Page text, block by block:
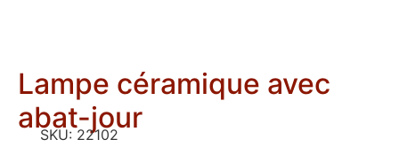
Lampe céramique avec
abat-jour
SKU: 22102